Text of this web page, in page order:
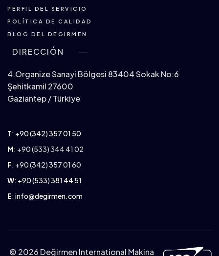
PERFIL DEL SERVICIO
POLÍTICA DE CALIDAD
BLOG DEL DEGIRMEN
DIRECCIÓN
4.Organize Sanayi Bölgesi 83404 Sokak No:6
Şehitkamil 27600
Gaziantep / Türkiye
T: +90 (342) 357 01 50
M: +90 (533) 344 41 02
F: +90 (342) 357 01 60
W: +90 (533) 381 44 51
E: info@degirmen.com
© 2026 Değirmen International Makina